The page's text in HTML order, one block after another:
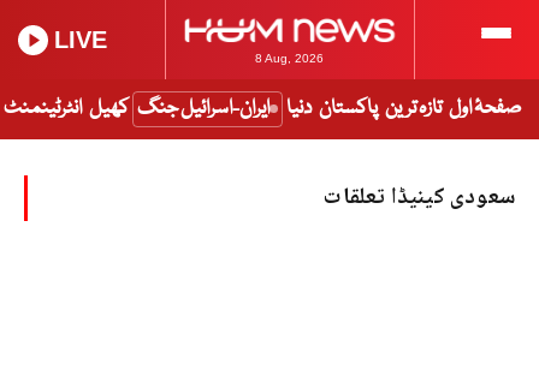
8 Aug, 2026
LIVE
صفحۂ اول تازہ ترین پاکستان دنیا ایران-اسرائیل جنگ کھیل انٹرٹینمنٹ
سعودی کینیڈا تعلقات